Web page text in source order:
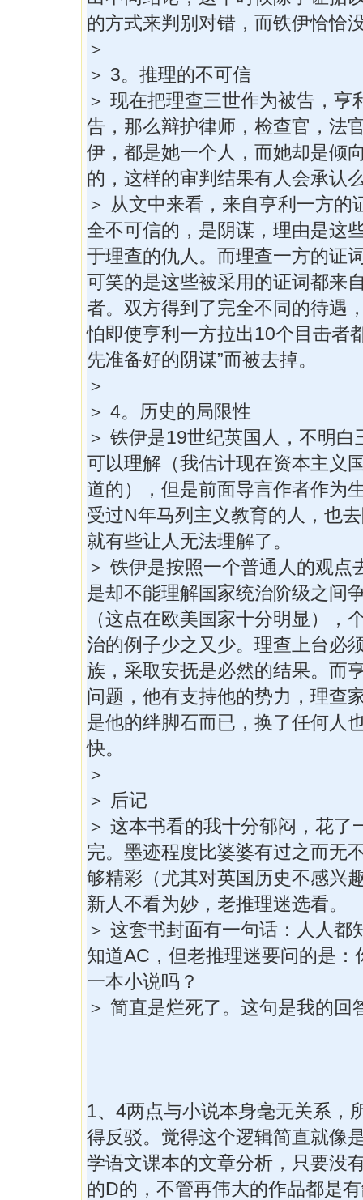
的方式来判别对错，而铁伊恰恰
＞
＞ 3。推理的不可信
＞ 现在把理查三世作为被告，亨
告，那么辩护律师，检查官，法
伊，都是她一个人，而她却是倾
的，这样的审判结果有人会承认
＞ 从文中来看，来自亨利一方的
全不可信的，是阴谋，理由是这
于理查的仇人。而理查一方的证
可笑的是这些被采用的证词都来
者。双方得到了完全不同的待遇
怕即使亨利一方拉出10个目击者
先准备好的阴谋”而被去掉。
＞
＞ 4。历史的局限性
＞ 铁伊是19世纪英国人，不明
可以理解（我估计现在资本主义
道的），但是前面导言作者作为
受过N年马列主义教育的人，也
就有些让人无法理解了。
＞ 铁伊是按照一个普通人的观点
是却不能理解国家统治阶级之间
（这点在欧美国家十分明显），
治的例子少之又少。理查上台必
族，采取安抚是必然的结果。而
问题，他有支持他的势力，理查
是他的绊脚石而已，换了任何人
快。
＞
＞ 后记
＞ 这本书看的我十分郁闷，花了
完。墨迹程度比婆婆有过之而无
够精彩（尤其对英国历史不感兴
新人不看为妙，老推理迷选看。
＞ 这套书封面有一句话：人人都
知道AC，但老推理迷要问的是：
一本小说吗？
＞ 简直是烂死了。这句是我的回
1、4两点与小说本身毫无关系，
得反驳。觉得这个逻辑简直就像
学语文课本的文章分析，只要没
的D的，不管再伟大的作品都是